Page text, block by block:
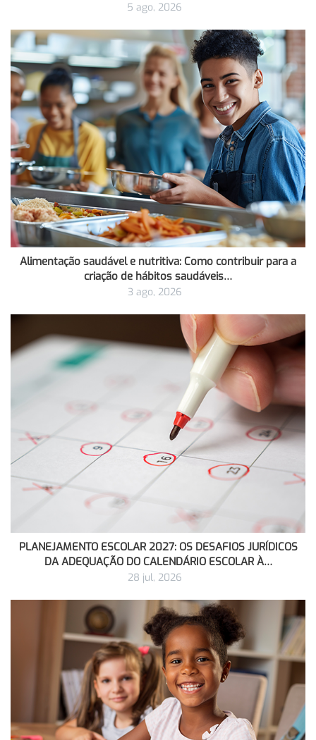
5 ago, 2026
Alimentação saudável e nutritiva: Como contribuir para a
criação de hábitos saudáveis…
3 ago, 2026
PLANEJAMENTO ESCOLAR 2027: OS DESAFIOS JURÍDICOS
DA ADEQUAÇÃO DO CALENDÁRIO ESCOLAR À…
28 jul, 2026